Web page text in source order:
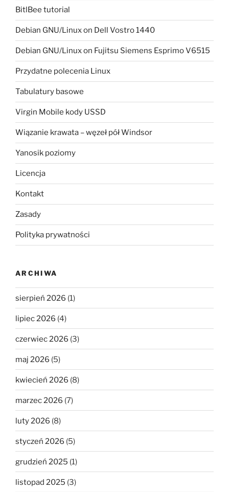
BitlBee tutorial
Debian GNU/Linux on Dell Vostro 1440
Debian GNU/Linux on Fujitsu Siemens Esprimo V6515
Przydatne polecenia Linux
Tabulatury basowe
Virgin Mobile kody USSD
Wiązanie krawata – węzeł pół Windsor
Yanosik poziomy
Licencja
Kontakt
Zasady
Polityka prywatności
ARCHIWA
sierpień 2026 (1)
lipiec 2026 (4)
czerwiec 2026 (3)
maj 2026 (5)
kwiecień 2026 (8)
marzec 2026 (7)
luty 2026 (8)
styczeń 2026 (5)
grudzień 2025 (1)
listopad 2025 (3)